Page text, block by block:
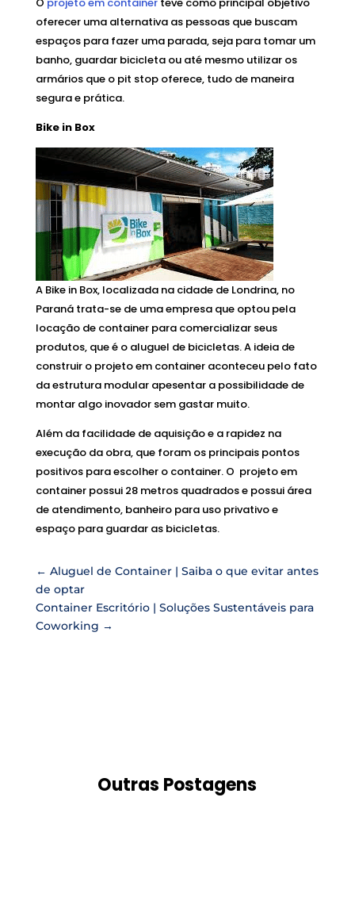
oferecer uma alternativa as pessoas que buscam
espaços para fazer uma parada, seja para tomar um
banho, guardar bicicleta ou até mesmo utilizar os
armários que o pit stop oferece, tudo de maneira
segura e prática.
Bike in Box
A Bike in Box, localizada na cidade de Londrina, no
Paraná trata-se de uma empresa que optou pela
locação de container para comercializar seus
produtos, que é o aluguel de bicicletas. A ideia de
construir o projeto em container aconteceu pelo fato
da estrutura modular apesentar a possibilidade de
montar algo inovador sem gastar muito.
Além da facilidade de aquisição e a rapidez na
execução da obra, que foram os principais pontos
positivos para escolher o container. O projeto em
container possui 28 metros quadrados e possui área
de atendimento, banheiro para uso privativo e
espaço para guardar as bicicletas.
← Aluguel de Container | Saiba o que evitar antes
de optar
Container Escritório | Soluções Sustentáveis para
Coworking →
Outras Postagens